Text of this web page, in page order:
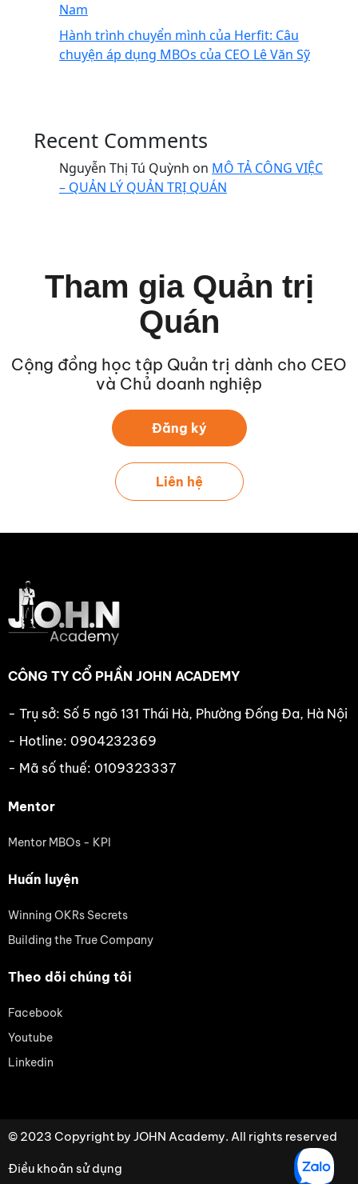
Nam
Hành trình chuyển mình của Herfit: Câu
chuyện áp dụng MBOs của CEO Lê Văn Sỹ
Recent Comments
Nguyễn Thị Tú Quỳnh on MÔ TẢ CÔNG VIỆC
– QUẢN LÝ QUẢN TRỊ QUÁN
Tham gia Quản trị
Quán
Cộng đồng học tập Quản trị dành cho CEO
và Chủ doanh nghiệp
Đăng ký
Liên hệ
CÔNG TY CỔ PHẦN JOHN ACADEMY
- Trụ sở: Số 5 ngõ 131 Thái Hà, Phường Đống Đa, Hà Nội
- Hotline: 0904232369
- Mã số thuế: 0109323337
Mentor
Mentor MBOs - KPI
Huấn luyện
Winning OKRs Secrets
Building the True Company
Theo dõi chúng tôi
Facebook
Youtube
Linkedin
© 2023 Copyright by JOHN Academy. All rights reserved
Điều khoản sử dụng